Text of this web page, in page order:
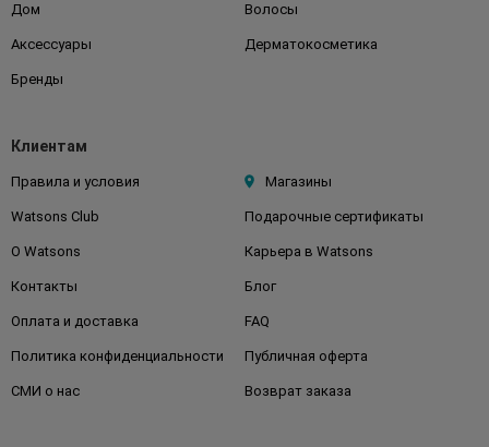
Дом Волосы
Аксессуары Дерматокосметика
Бренды
Клиентам
Правила и условия Магазины
Watsons Club Подарочные сертификаты
О Watsons Карьера в Watsons
Контакты Блог
Оплата и доставка FAQ
Политика конфиденциальности Публичная оферта
СМИ о нас Возврат заказа